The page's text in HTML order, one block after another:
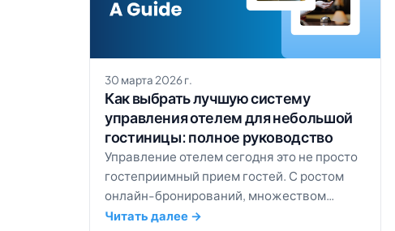
30 марта 2026 г.
Как выбрать лучшую систему
управления отелем для небольшой
гостиницы: полное руководство
Управление отелем сегодня это не просто
гостеприимный прием гостей. С ростом
онлайн-бронирований, множеством
каналов дистрибуции и растущими
Читать далее →